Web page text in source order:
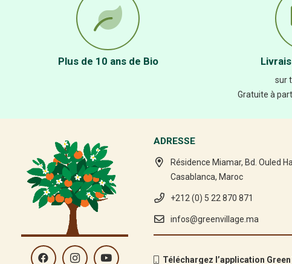
Plus de 10 ans de Bio
sur
Gratuite à
ADRESSE
Résidence Miamar, Bd. Ouled
Casablanca, Maroc
+212 (0) 5 22 870 871
infos@greenvillage.ma
Téléchargez l’application